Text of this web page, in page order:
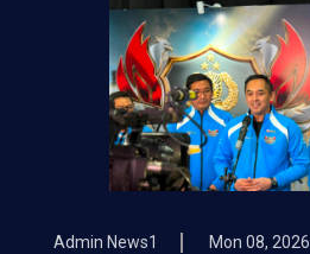
Admin News1 Mon 08, 2026